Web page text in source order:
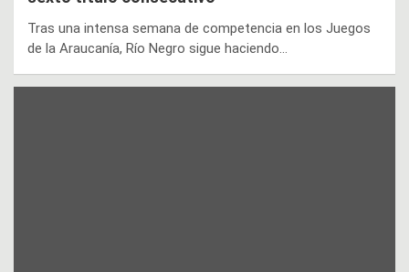
Tras una intensa semana de competencia en los Juegos
de la Araucanía, Río Negro sigue haciendo…